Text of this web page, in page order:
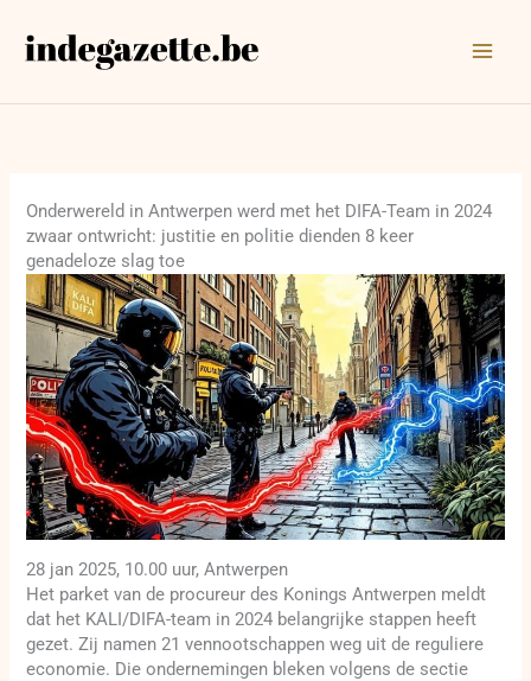
naar
Onderwereld in Antwerpen werd met het DIFA-Team in 2024
zwaar ontwricht: justitie en politie dienden 8 keer
genadeloze slag toe
28 jan 2025, 10.00 uur, Antwerpen
Het parket van de procureur des Konings Antwerpen meldt
dat het KALI/DIFA-team in 2024 belangrijke stappen heeft
gezet. Zij namen 21 vennootschappen weg uit de reguliere
economie. Die ondernemingen bleken volgens de sectie